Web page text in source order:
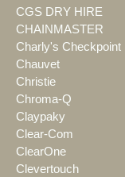
CGS DRY HIRE
CHAINMASTER
Charly's Checkpoint
Chauvet
Christie
Chroma-Q
Claypaky
Clear-Com
ClearOne
Clevertouch